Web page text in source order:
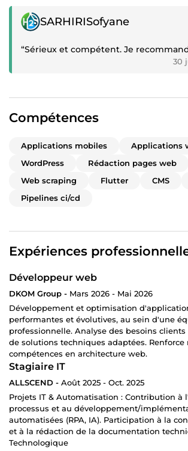
Témoignage positif
SARHIRISofyane
“Sérieux et compétent. Je
30
Compétences
Applications mobiles
Applications
WordPress
Rédaction pages web
Web scraping
Flutter CMS
Pipelines ci/cd
Expériences
Développeur web
DKOM Group - Mars 2026 - Mai 2026
Développement et optimisation
performantes et évolutives, au sein d'une
professionnelle. Analyse des besoins
de solutions techniques adaptées. Renforce
compétences en architecture web.
Stagiaire IT
ALLSCEND - Août 2025 - Oct. 2025
Projets IT & Automatisation : Contribution à
processus et au développement/
automatisées (RPA, IA). Participation à la
et à la rédaction de la documentation
Technologique